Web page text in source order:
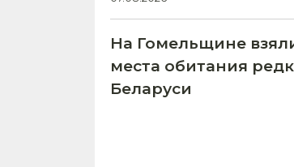
На Гомельщине
места обитания
Беларуси